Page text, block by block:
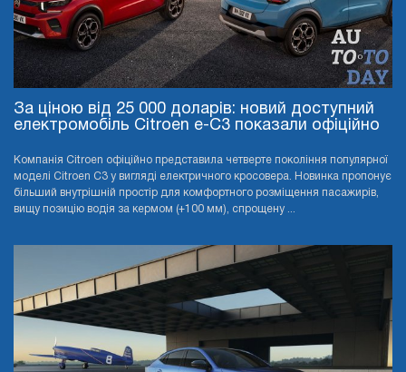
За ціною від 25 000 доларів: новий доступний
електромобіль Citroen e-C3 показали офіційно
Компанія Citroen офіційно представила четверте покоління популярної
моделі Citroen C3 у вигляді електричного кросовера. Новинка пропонує
більший внутрішній простір для комфортного розміщення пасажирів,
вищу позицію водія за кермом (+100 мм), спрощену ...